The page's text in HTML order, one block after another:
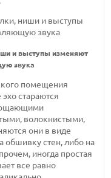
и выступы изменяют
звука
помещения
стараются
волокнистыми,
они в виде
обшивку стен, либо на
иногда простая
все равно